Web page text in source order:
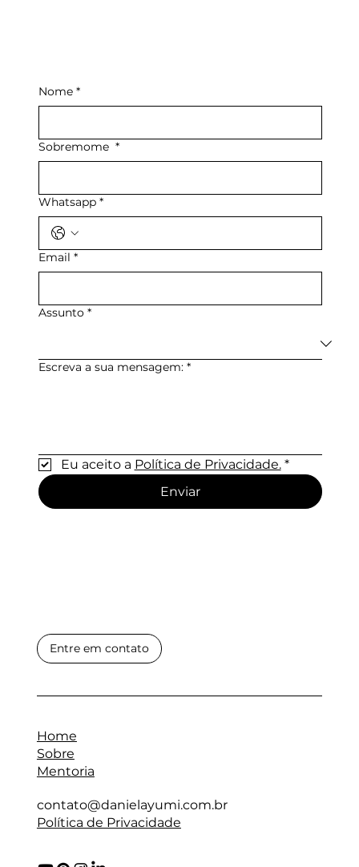
Nome *
Sobremome *
Whatsapp *
Email *
Assunto *
Escreva a sua mensagem: *
Eu aceito a Política de Privacidade. *
Enviar
Entre em contato
contato@danielayumi.com.br
Política de Privacidade
Home
Sobre
Mentoria